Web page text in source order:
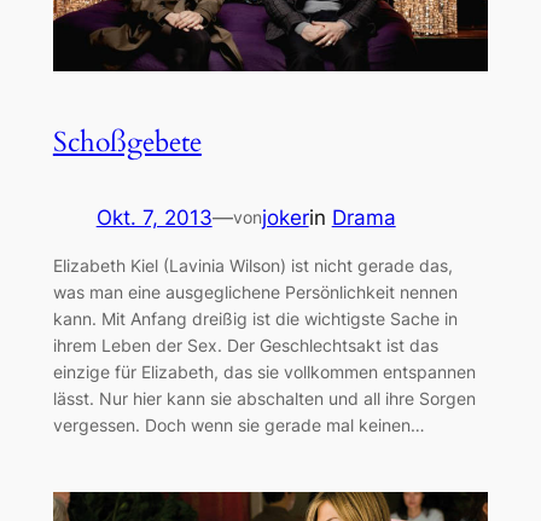
Schoßgebete
Okt. 7, 2013—vonjokerin Drama
Elizabeth Kiel (Lavinia Wilson) ist nicht gerade das,
was man eine ausgeglichene Persönlichkeit nennen
kann. Mit Anfang dreißig ist die wichtigste Sache in
ihrem Leben der Sex. Der Geschlechtsakt ist das
einzige für Elizabeth, das sie vollkommen entspannen
lässt. Nur hier kann sie abschalten und all ihre Sorgen
vergessen. Doch wenn sie gerade mal keinen…